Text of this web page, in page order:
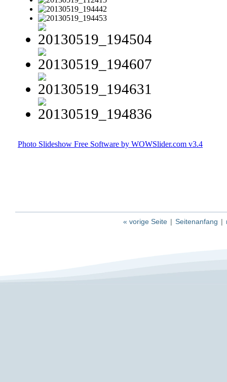
« vorige Seite | Seitenanfang |